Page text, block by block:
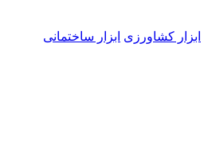
ابزار کشاورزی ابزار ساختمانی